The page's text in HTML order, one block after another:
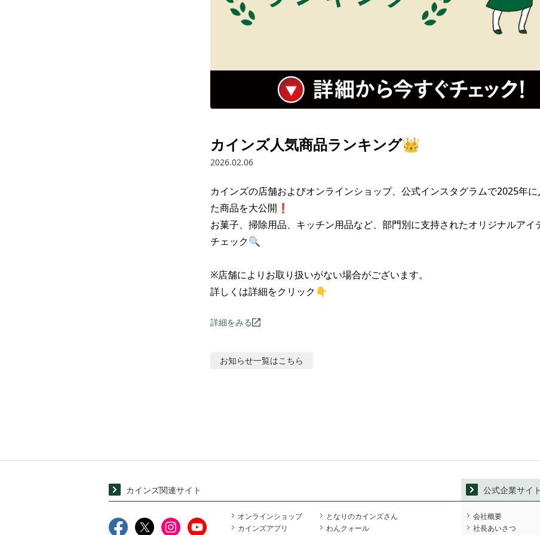
カインズ人気商品ランキング👑
2026.02.06
カインズの店舗およびオンラインショップ、公式インスタグラムで2025年
た商品を大公開❗
お菓子、掃除用品、キッチン用品など、部門別に支持されたオリジナルアイ
チェック🔍
※店舗によりお取り扱いがない場合がございます。
詳しくは詳細をクリック👇
詳細をみる
お知らせ一覧はこちら
カインズ関連サイト
オンラインショップ
カインズアプリ
となりのカインズさん
わんクォール
公式企業サイト
会社概要
社長あいさつ